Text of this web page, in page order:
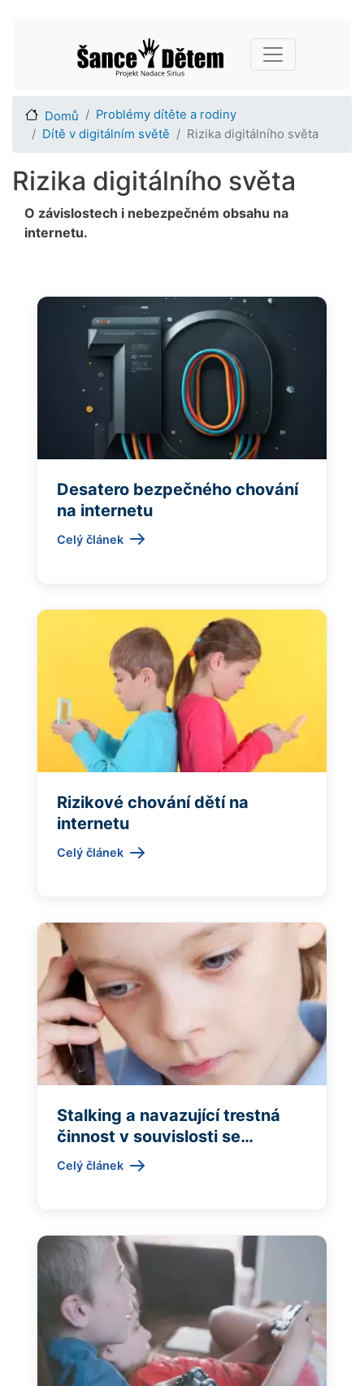
hlavnímu
obsahu
Main navigation
Domů
Problémy dítěte a rodiny
Dítě v digitálním světě
Rizika digitálního světa
Rizika digitálního světa
O závislostech i nebezpečném obsahu na
internetu.
Desatero bezpečného chování
na internetu
Celý článek
Rizikové chování dětí na
internetu
Celý článek
Stalking a navazující trestná
činnost v souvislosti se
sociálními sítěmi
Celý článek